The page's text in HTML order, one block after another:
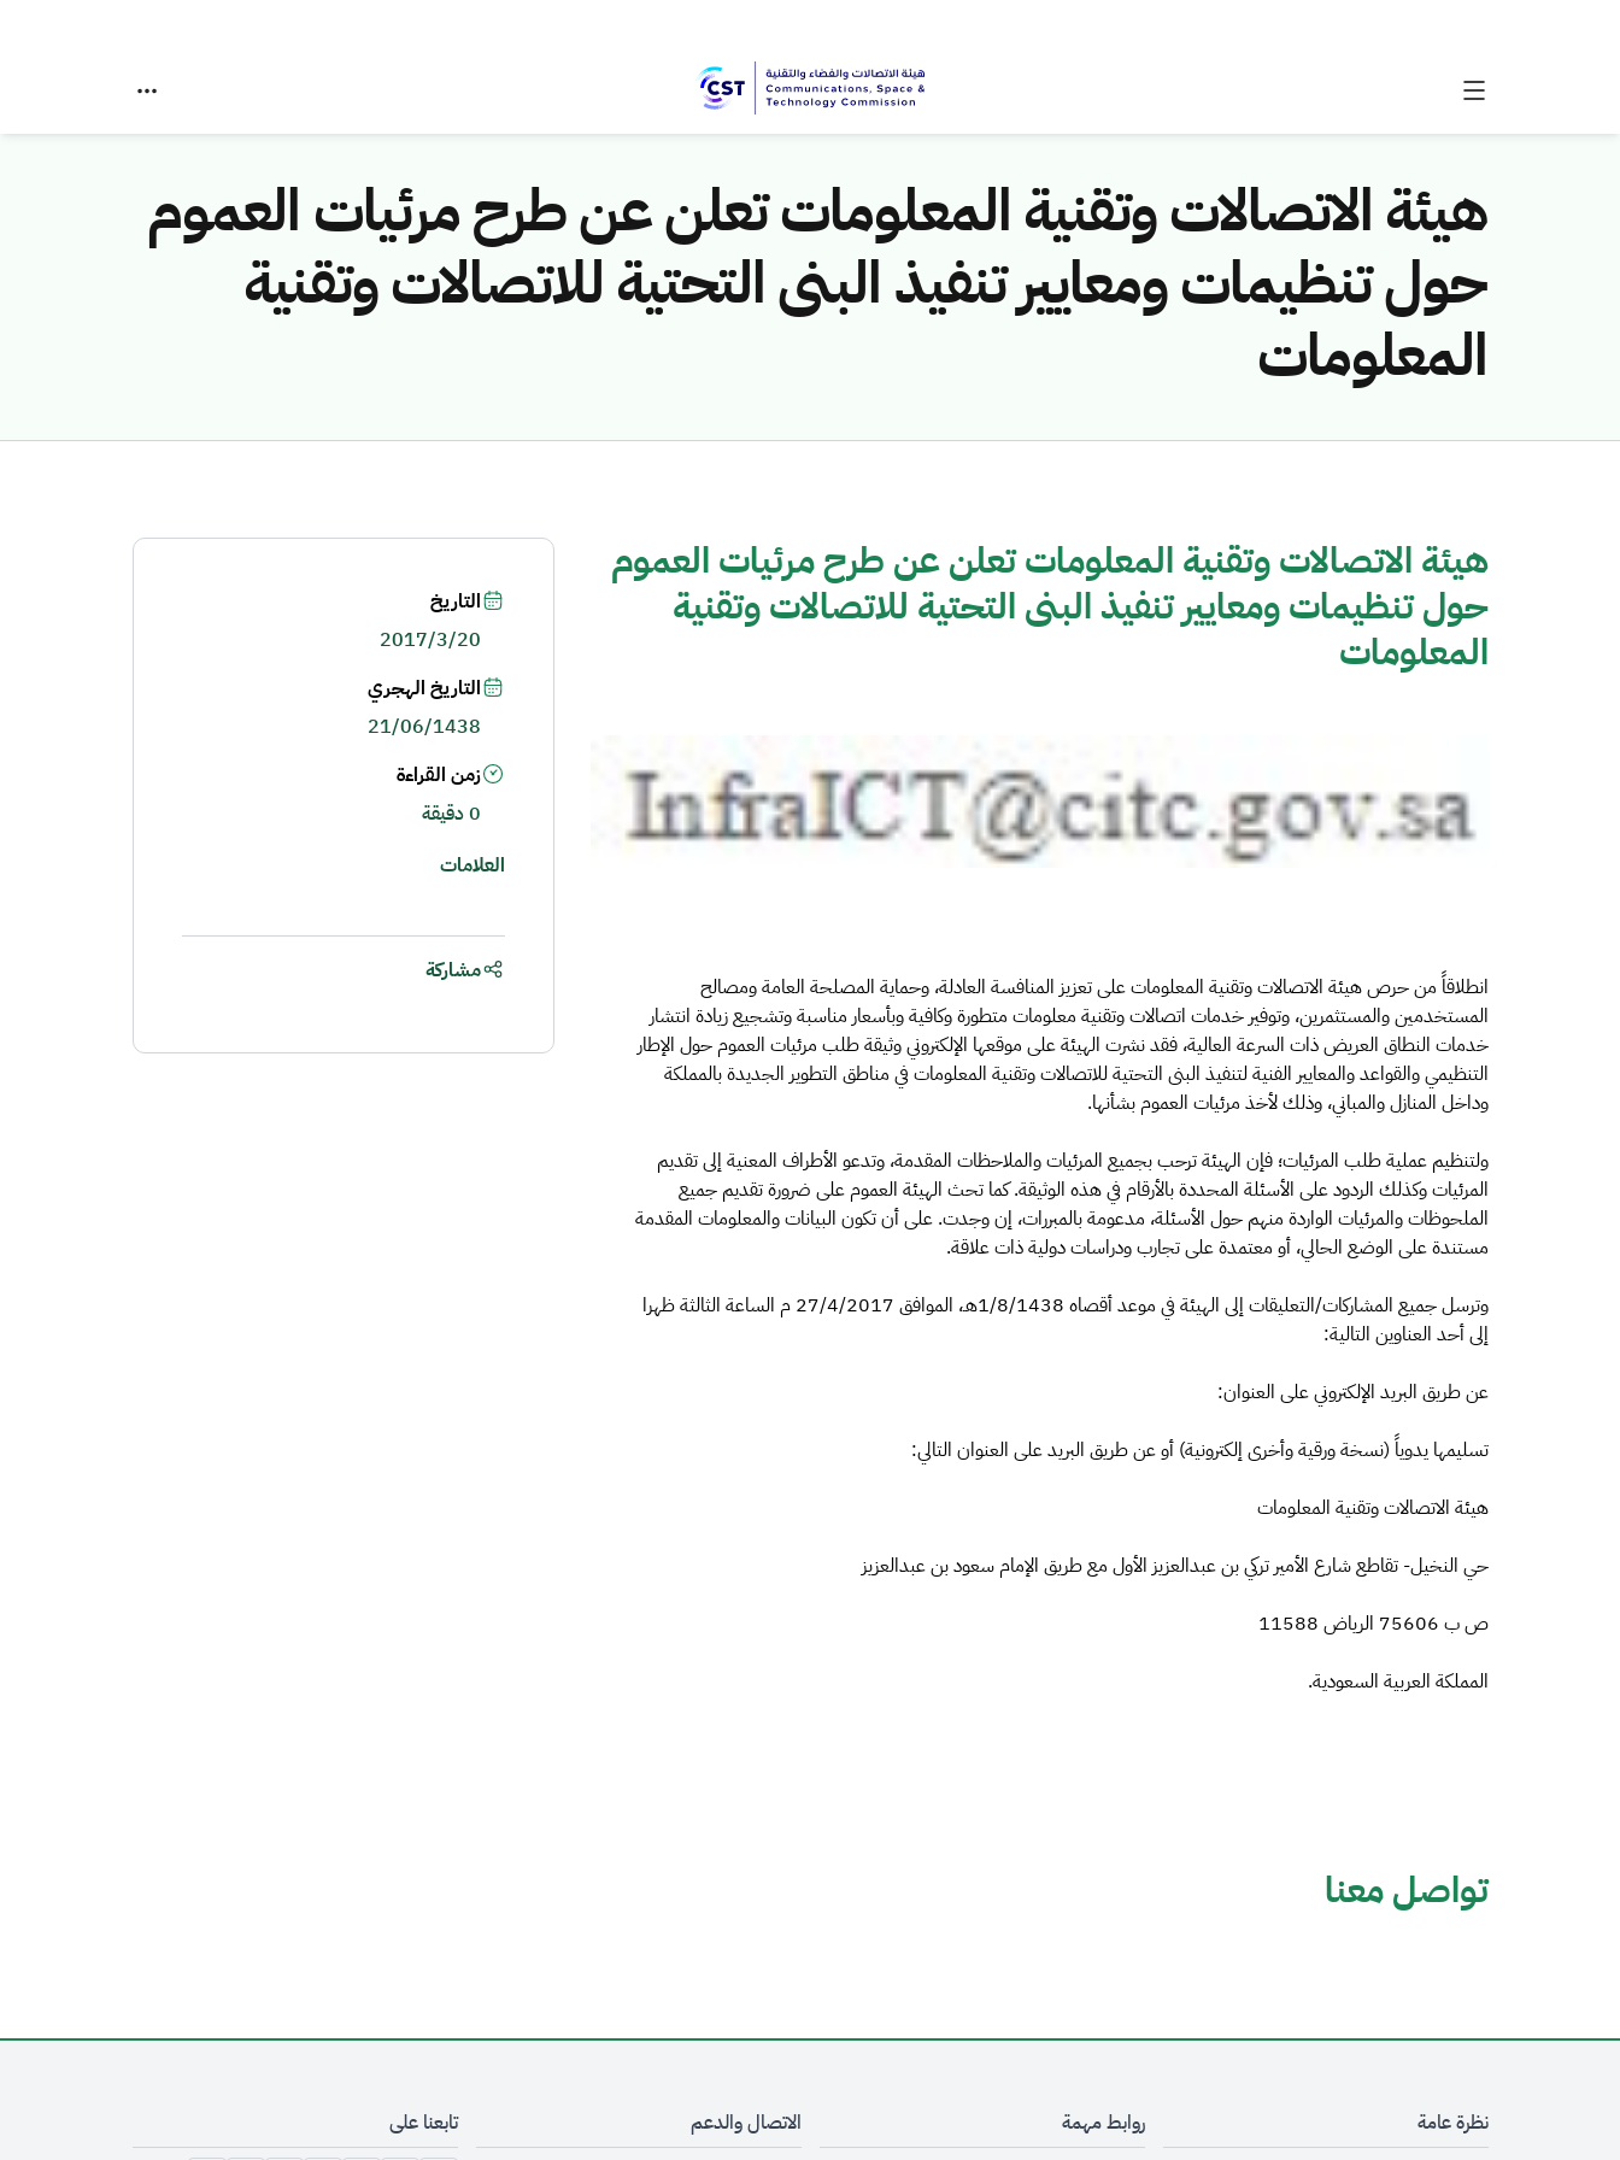
هيئة الاتصالات وتقنية المعلومات تعلن عن طرح مرئيات العموم
حول تنظيمات ومعايير تنفيذ البنى التحتية للاتصالات وتقنية
المعلومات
هيئة الاتصالات وتقنية المعلومات تعلن عن طرح مرئيات العموم
حول تنظيمات ومعايير تنفيذ البنى التحتية للاتصالات وتقنية
المعلومات
انطلاقاً من حرص هيئة الاتصالات وتقنية المعلومات على تعزيز المنافسة العادلة، وحماية المصلحة العامة ومصالح
المستخدمين والمستثمرين، وتوفير خدمات اتصالات وتقنية معلومات متطورة وكافية وبأسعار مناسبة وتشجيع زيادة انتشار
خدمات النطاق العريض ذات السرعة العالية، فقد نشرت الهيئة على موقعها الإلكتروني وثيقة طلب مرئيات العموم حول الإطار
التنظيمي والقواعد والمعايير الفنية لتنفيذ البنى التحتية للاتصالات وتقنية المعلومات في مناطق التطوير الجديدة بالمملكة
وداخل المنازل والمباني، وذلك لأخذ مرئيات العموم بشأنها.
ولتنظيم عملية طلب المرئيات؛ فإن الهيئة ترحب بجميع المرئيات والملاحظات المقدمة، وتدعو الأطراف المعنية إلى تقديم
المرئيات وكذلك الردود على الأسئلة المحددة بالأرقام في هذه الوثيقة. كما تحث الهيئة العموم على ضرورة تقديم جميع
الملحوظات والمرئيات الواردة منهم حول الأسئلة، مدعومة بالمبررات، إن وجدت. على أن تكون البيانات والمعلومات المقدمة
مستندة على الوضع الحالي، أو معتمدة على تجارب ودراسات دولية ذات علاقة.
وترسل جميع المشاركات/التعليقات إلى الهيئة في موعد أقصاه 1/8/1438هـ، الموافق 27/4/2017 م الساعة الثالثة ظهرا
إلى أحد العناوين التالية:
عن طريق البريد الإلكتروني على العنوان:
تسليمها يدوياً (نسخة ورقية وأخرى إلكترونية) أو عن طريق البريد على العنوان التالي:
هيئة الاتصالات وتقنية المعلومات
حي النخيل- تقاطع شارع الأمير تركي بن عبدالعزيز الأول مع طريق الإمام سعود بن عبدالعزيز
ص ب 75606 الرياض 11588
المملكة العربية السعودية.
التاريخ
2017/3/20
التاريخ الهجري
21/06/1438
زمن القراءة
0 دقيقة
العلامات
مشاركة
تواصل معنا
نظرة عامة روابط مهمة الاتصال والدعم تابعنا على